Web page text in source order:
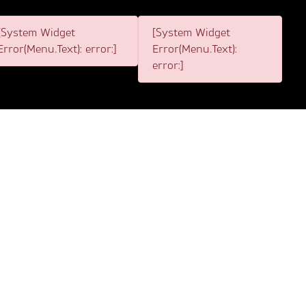
Widget
error:]
[System Widget
Error(Menu.Text):
error:]